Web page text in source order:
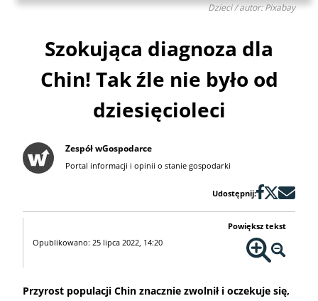
Dzieci / autor: Pixabay
Szokująca diagnoza dla
Chin! Tak źle nie było od
dziesięcioleci
Zespół wGospodarce
Portal informacji i opinii o stanie gospodarki
Udostępnij:
Opublikowano: 25 lipca 2022, 14:20
Powiększ tekst
Przyrost populacji Chin znacznie zwolnił i oczekuje się,